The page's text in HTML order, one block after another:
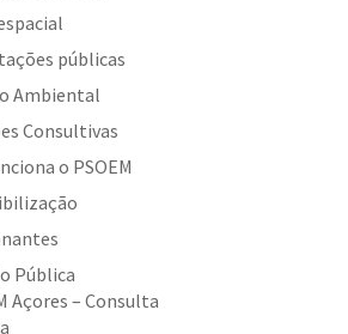
públicas
Ambiental
Consultivas
o PSOEM
Pública
Açores – Consulta